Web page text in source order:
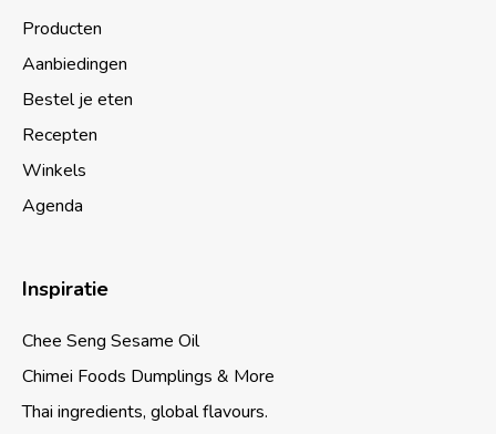
Producten
Aanbiedingen
Bestel je eten
Recepten
Winkels
Agenda
Inspiratie
Chee Seng Sesame Oil
Chimei Foods Dumplings & More
Thai ingredients, global flavours.